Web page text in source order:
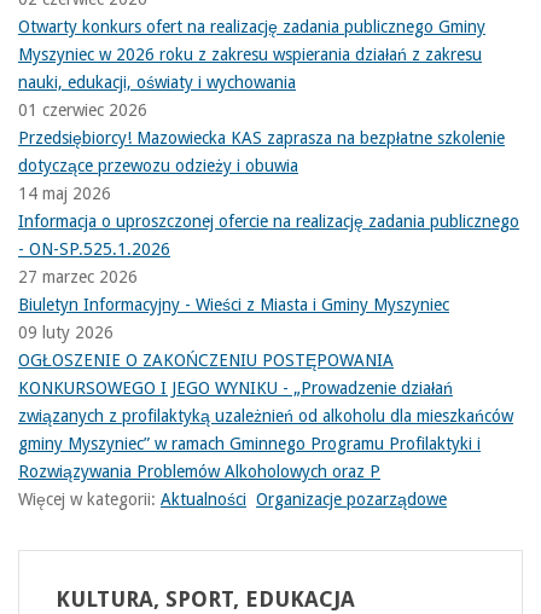
Otwarty konkurs ofert na realizację zadania publicznego Gminy
Myszyniec w 2026 roku z zakresu wspierania działań z zakresu
nauki, edukacji, oświaty i wychowania
01 czerwiec 2026
Przedsiębiorcy! Mazowiecka KAS zaprasza na bezpłatne szkolenie
dotyczące przewozu odzieży i obuwia
14 maj 2026
Informacja o uproszczonej ofercie na realizację zadania publicznego
- ON-SP.525.1.2026
27 marzec 2026
Biuletyn Informacyjny - Wieści z Miasta i Gminy Myszyniec
09 luty 2026
OGŁOSZENIE O ZAKOŃCZENIU POSTĘPOWANIA
KONKURSOWEGO I JEGO WYNIKU - „Prowadzenie działań
związanych z profilaktyką uzależnień od alkoholu dla mieszkańców
gminy Myszyniec” w ramach Gminnego Programu Profilaktyki i
Rozwiązywania Problemów Alkoholowych oraz P
Więcej w kategorii: Aktualności Organizacje pozarządowe
KULTURA, SPORT, EDUKACJA